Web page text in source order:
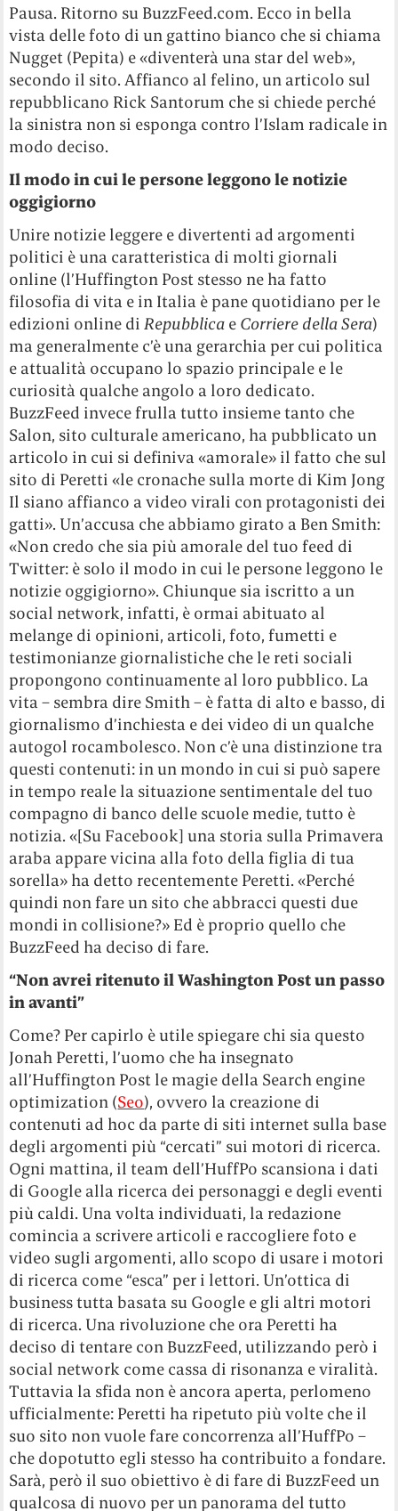
Pausa. Ritorno su BuzzFeed.com. Ecco in bella
vista delle foto di un gattino bianco che si chiama
Nugget (Pepita) e «diventerà una star del web»,
secondo il sito. Affianco al felino, un articolo sul
repubblicano Rick Santorum che si chiede perché
la sinistra non si esponga contro l’Islam radicale in
modo deciso.
Il modo in cui le persone leggono le notizie
oggigiorno
Unire notizie leggere e divertenti ad argomenti
politici è una caratteristica di molti giornali
online (l’Huffington Post stesso ne ha fatto
filosofia di vita e in Italia è pane quotidiano per le
edizioni online diRepubblica e Corriere della Sera)
ma generalmente c’è una gerarchia per cui politica
e attualità occupano lo spazio principale e le
curiosità qualche angolo a loro dedicato.
BuzzFeed invece frulla tutto insieme tanto che
Salon, sito culturale americano, ha pubblicato un
articolo in cui si definiva «amorale» il fatto che sul
sito di Peretti «le cronache sulla morte di Kim Jong
Il siano affianco a video virali con protagonisti dei
gatti». Un’accusa che abbiamo girato a Ben Smith:
«Non credo che sia più amorale del tuo feed di
Twitter: è solo il modo in cui le persone leggono le
notizie oggigiorno». Chiunque sia iscritto a un
social network, infatti, è ormai abituato al
melange di opinioni, articoli, foto, fumetti e
testimonianze giornalistiche che le reti sociali
propongono continuamente al loro pubblico. La
vita – sembra dire Smith – è fatta di alto e basso, di
giornalismo d’inchiesta e dei video di un qualche
autogol rocambolesco. Non c’è una distinzione tra
questi contenuti: in un mondo in cui si può sapere
in tempo reale la situazione sentimentale del tuo
compagno di banco delle scuole medie, tutto è
notizia. «[Su Facebook] una storia sulla Primavera
araba appare vicina alla foto della figlia di tua
sorella» ha detto recentemente Peretti. «Perché
quindi non fare un sito che abbracci questi due
mondi in collisione?» Ed è proprio quello che
BuzzFeed ha deciso di fare.
“Non avrei ritenuto il Washington Post un passo
in avanti”
Come? Per capirlo è utile spiegare chi sia questo
Jonah Peretti, l’uomo che ha insegnato
all’Huffington Post le magie della Search engine
optimization (Seo), ovvero la creazione di
contenuti ad hoc da parte di siti internet sulla base
degli argomenti più “cercati” sui motori di ricerca.
Ogni mattina, il team dell’HuffPo scansiona i dati
di Google alla ricerca dei personaggi e degli eventi
più caldi. Una volta individuati, la redazione
comincia a scrivere articoli e raccogliere foto e
video sugli argomenti, allo scopo di usare i motori
di ricerca come “esca” per i lettori. Un’ottica di
business tutta basata su Google e gli altri motori
di ricerca. Una rivoluzione che ora Peretti ha
deciso di tentare con BuzzFeed, utilizzando però i
social network come cassa di risonanza e viralità.
Tuttavia la sfida non è ancora aperta, perlomeno
ufficialmente: Peretti ha ripetuto più volte che il
suo sito non vuole fare concorrenza all’HuffPo –
che dopotutto egli stesso ha contribuito a fondare.
Sarà, però il suo obiettivo è di fare di BuzzFeed un
qualcosa di nuovo per un panorama del tutto